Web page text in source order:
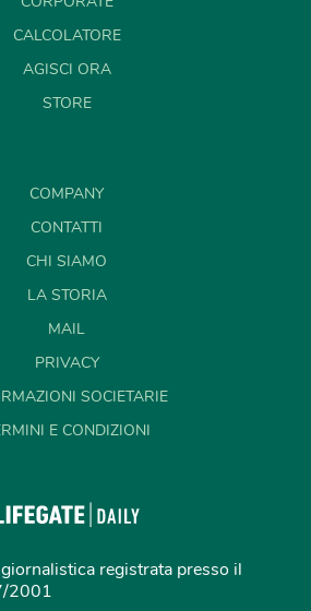
CALCOLATORE
AGISCI ORA
STORE
COMPANY
CONTATTI
CHI SIAMO
LA STORIA
MAIL
PRIVACY
SOCIETARIE
E CONDIZIONI
registrata presso il
2001